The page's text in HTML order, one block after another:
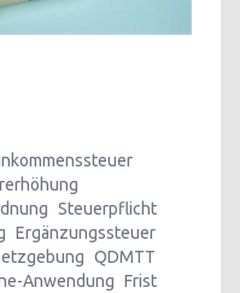
Steuerpflicht
Ergänzungssteuer
QDMTT
Anwendung Frist